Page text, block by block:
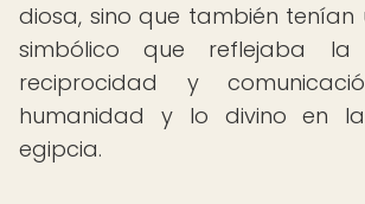
diosa, sino que también tenían
simbólico que reflejaba la
reciprocidad y
humanidad y lo divino en la
egipcia.